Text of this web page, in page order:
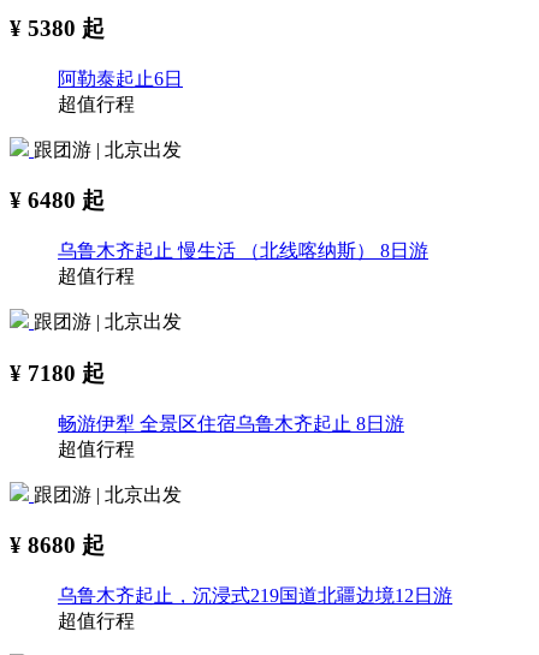
¥ 5380 起
阿勒泰起止6日
超值行程
跟团游 | 北京出发
¥ 6480 起
乌鲁木齐起止 慢生活 （北线喀纳斯） 8日游
超值行程
跟团游 | 北京出发
¥ 7180 起
畅游伊犁 全景区住宿乌鲁木齐起止 8日游
超值行程
跟团游 | 北京出发
¥ 8680 起
乌鲁木齐起止，沉浸式219国道北疆边境12日游
超值行程